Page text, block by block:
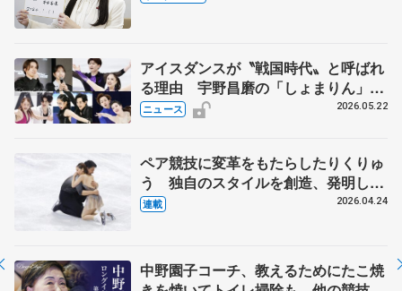
アイスダンスが〝戦国時代〟と呼ばれ
る理由 宇野昌磨の「しょまりん」ら
実力者が相次いで参戦 国内の競争激
ニュース 2026.05.22
ペア競技に変革をもたらしたりくりゅ
う 独自のスタイルを創造、発明した
【引退発表後②】
連載 2026.04.24
中野園子コーチ、教えるためにたこ焼